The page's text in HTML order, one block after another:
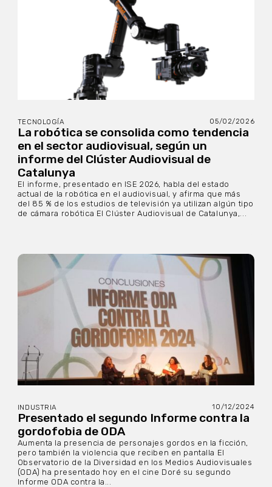
TECNOLOGÍA 05/02/2026
La robótica se consolida como tendencia
en el sector audiovisual, según un
informe del Clúster Audiovisual de
Catalunya
El informe, presentado en ISE 2026, habla del estado
actual de la robótica en el audiovisual, y afirma que más
del 85 % de los estudios de televisión ya utilizan algún tipo
de cámara robótica El Clúster Audiovisual de Catalunya,...
INDUSTRIA 10/12/2024
Presentado el segundo Informe contra la
gordofobia de ODA
Aumenta la presencia de personajes gordos en la ficción,
pero también la violencia que reciben en pantalla El
Observatorio de la Diversidad en los Medios Audiovisuales
(ODA) ha presentado hoy en el cine Doré su segundo
Informe ODA contra la...